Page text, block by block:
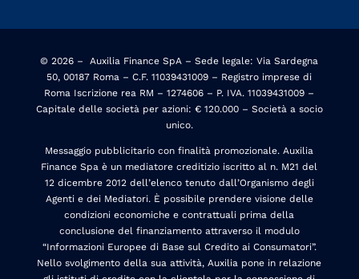
© 2026 –
Auxilia Finance SpA – Sede legale: Via Sardegna
50, 00187 Roma – C.F. 11039431009 – Registro imprese di
Roma Iscrizione rea RM – 1274606 – P. IVA. 11039431009 –
Capitale delle società per azioni: € 120.000 – Società a socio
unico.
Messaggio pubblicitario con finalità promozionale. Auxilia
Finance Spa è un mediatore creditizio iscritto al n. M21 del
12 dicembre 2012 dell’elenco tenuto dall’Organismo degli
Agenti e dei Mediatori. È possibile prendere visione delle
condizioni economiche e contrattuali prima della
conclusione del finanziamento attraverso il modulo
“Informazioni Europee di Base sul Credito ai Consumatori”.
Nello svolgimento della sua attività, Auxilia pone in relazione